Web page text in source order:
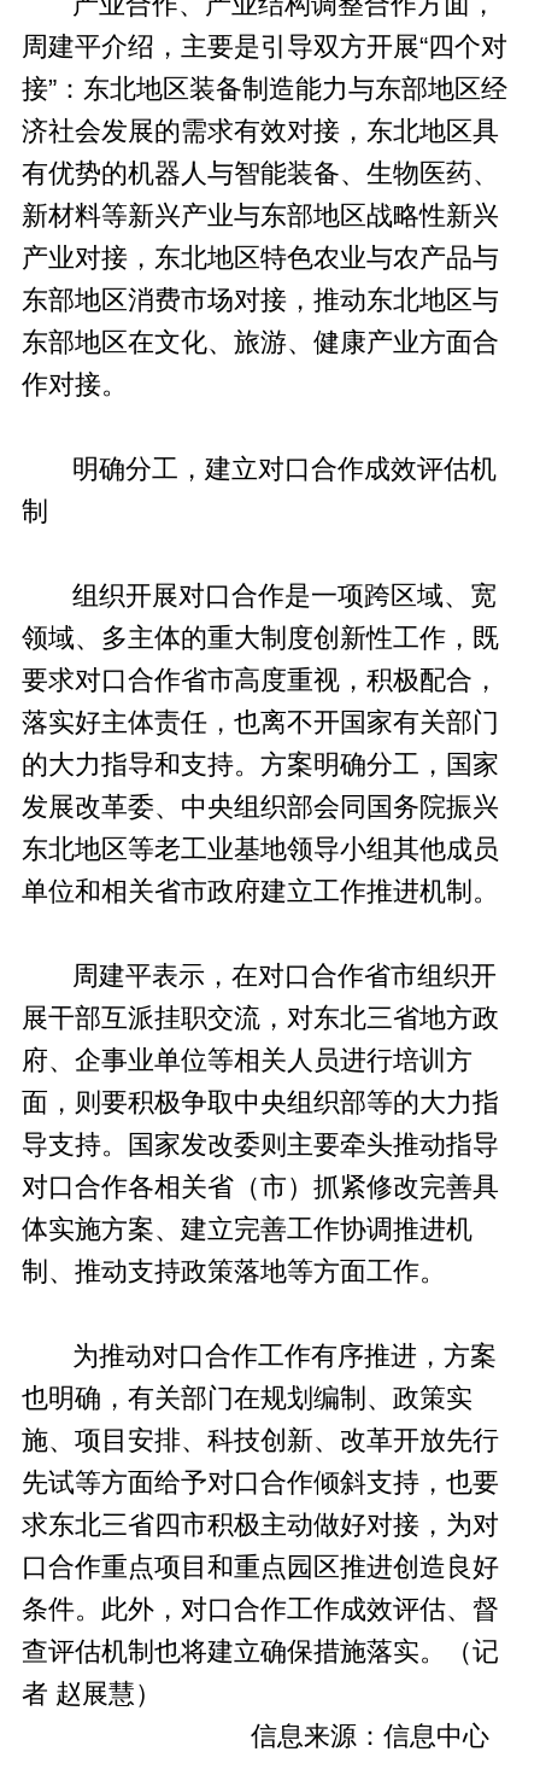
周建平介绍，主要是引导双方开展“四个对
接”：东北地区装备制造能力与东部地区经
济社会发展的需求有效对接，东北地区具
有优势的机器人与智能装备、生物医药、
新材料等新兴产业与东部地区战略性新兴
产业对接，东北地区特色农业与农产品与
东部地区消费市场对接，推动东北地区与
东部地区在文化、旅游、健康产业方面合
作对接。
明确分工，建立对口合作成效评估机
制
组织开展对口合作是一项跨区域、宽
领域、多主体的重大制度创新性工作，既
要求对口合作省市高度重视，积极配合，
落实好主体责任，也离不开国家有关部门
的大力指导和支持。方案明确分工，国家
发展改革委、中央组织部会同国务院振兴
东北地区等老工业基地领导小组其他成员
单位和相关省市政府建立工作推进机制。
周建平表示，在对口合作省市组织开
展干部互派挂职交流，对东北三省地方政
府、企事业单位等相关人员进行培训方
面，则要积极争取中央组织部等的大力指
导支持。国家发改委则主要牵头推动指导
对口合作各相关省（市）抓紧修改完善具
体实施方案、建立完善工作协调推进机
制、推动支持政策落地等方面工作。
为推动对口合作工作有序推进，方案
也明确，有关部门在规划编制、政策实
施、项目安排、科技创新、改革开放先行
先试等方面给予对口合作倾斜支持，也要
求东北三省四市积极主动做好对接，为对
口合作重点项目和重点园区推进创造良好
条件。此外，对口合作工作成效评估、督
查评估机制也将建立确保措施落实。（记
者 赵展慧）
信息来源：信息中心